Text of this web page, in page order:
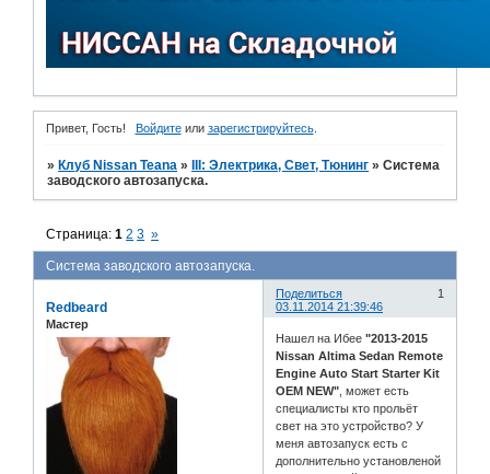
Привет, Гость! Войдитеили зарегистрируйтесь.
» Клуб Nissan Teana » III: Электрика, Свет, Тюнинг »Система
заводского автозапуска.
Система заводского автозапуска.
Страница:1 2 3 »
Поделиться
1
03.11.2014 21:39:46
Redbeard
Мастер
Нашел на Ибее"2013-2015
Nissan Altima Sedan Remote
Engine Auto Start Starter Kit
OEM NEW" , может есть
специалисты кто прольёт
свет на это устройство? У
меня автозапуск есть с
дополнительно установленой